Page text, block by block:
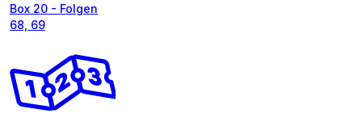
Box 20 - Folgen
68, 69